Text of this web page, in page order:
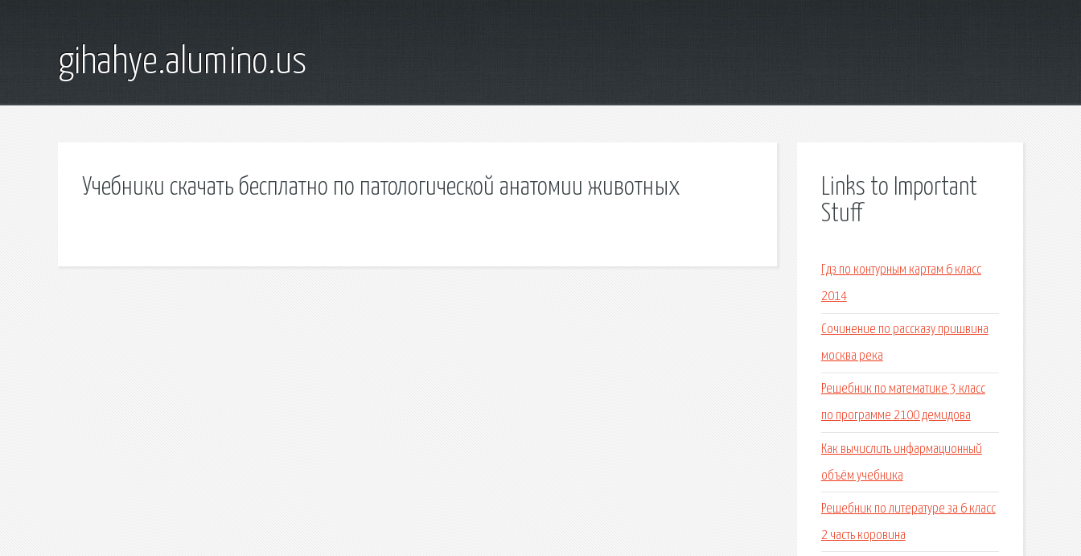
gihahye.alumino.us
Учебники скачать бесплатно по патологической анатомии животных
Links to Important
Stuff
Гдз по контурным картам 6 класс
2014
Сочинение по рассказу пришвина
москва река
Решебник по математике 3 класс
по программе 2100 демидова
Как вычислить инфармационный
объём учебника
Решебник по литературе за 6 класс
2 часть коровина